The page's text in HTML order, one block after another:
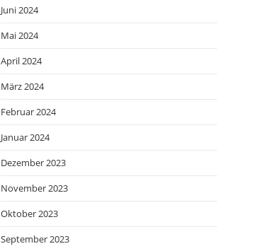
Juni 2024
Mai 2024
April 2024
März 2024
Februar 2024
Januar 2024
Dezember 2023
November 2023
Oktober 2023
September 2023